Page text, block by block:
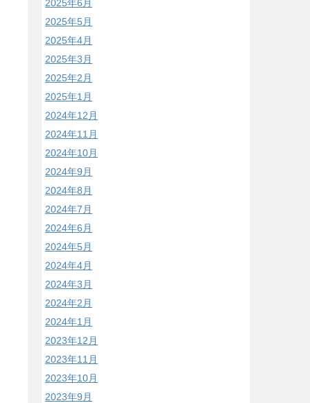
2025年6月
2025年5月
2025年4月
2025年3月
2025年2月
2025年1月
2024年12月
2024年11月
2024年10月
2024年9月
2024年8月
2024年7月
2024年6月
2024年5月
2024年4月
2024年3月
2024年2月
2024年1月
2023年12月
2023年11月
2023年10月
2023年9月